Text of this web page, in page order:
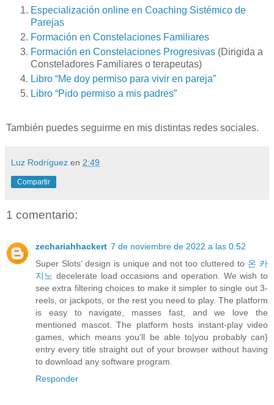
Especialización online en Coaching Sistémico de
Parejas
Formación en Constelaciones Familiares
Formación en Constelaciones Progresivas (Dirigida a
Consteladores Familiares o terapeutas)
Libro “Me doy permiso para vivir en pareja”
Libro “Pido permiso a mis padres”
También puedes seguirme en mis distintas redes sociales.
Luz Rodríguez en 2:49
Compartir
1 comentario:
zechariahhackert 7 de noviembre de 2022 a las 0:52
Super Slots’ design is unique and not too cluttered to 온 카
지노 decelerate load occasions and operation. We wish to
see extra filtering choices to make it simpler to single out 3-
reels, or jackpots, or the rest you need to play. The platform
is easy to navigate, masses fast, and we love the
mentioned mascot. The platform hosts instant-play video
games, which means you'll be able to|you probably can}
entry every title straight out of your browser without having
to download any software program.
Responder